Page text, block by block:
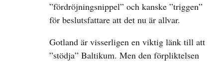
”fördröjningsnippel” och kanske ”triggen”
för beslutsfattare att det nu är allvar.
Gotland är visserligen en viktig länk till att
”stödja” Baltikum. Men den förpliktelsen